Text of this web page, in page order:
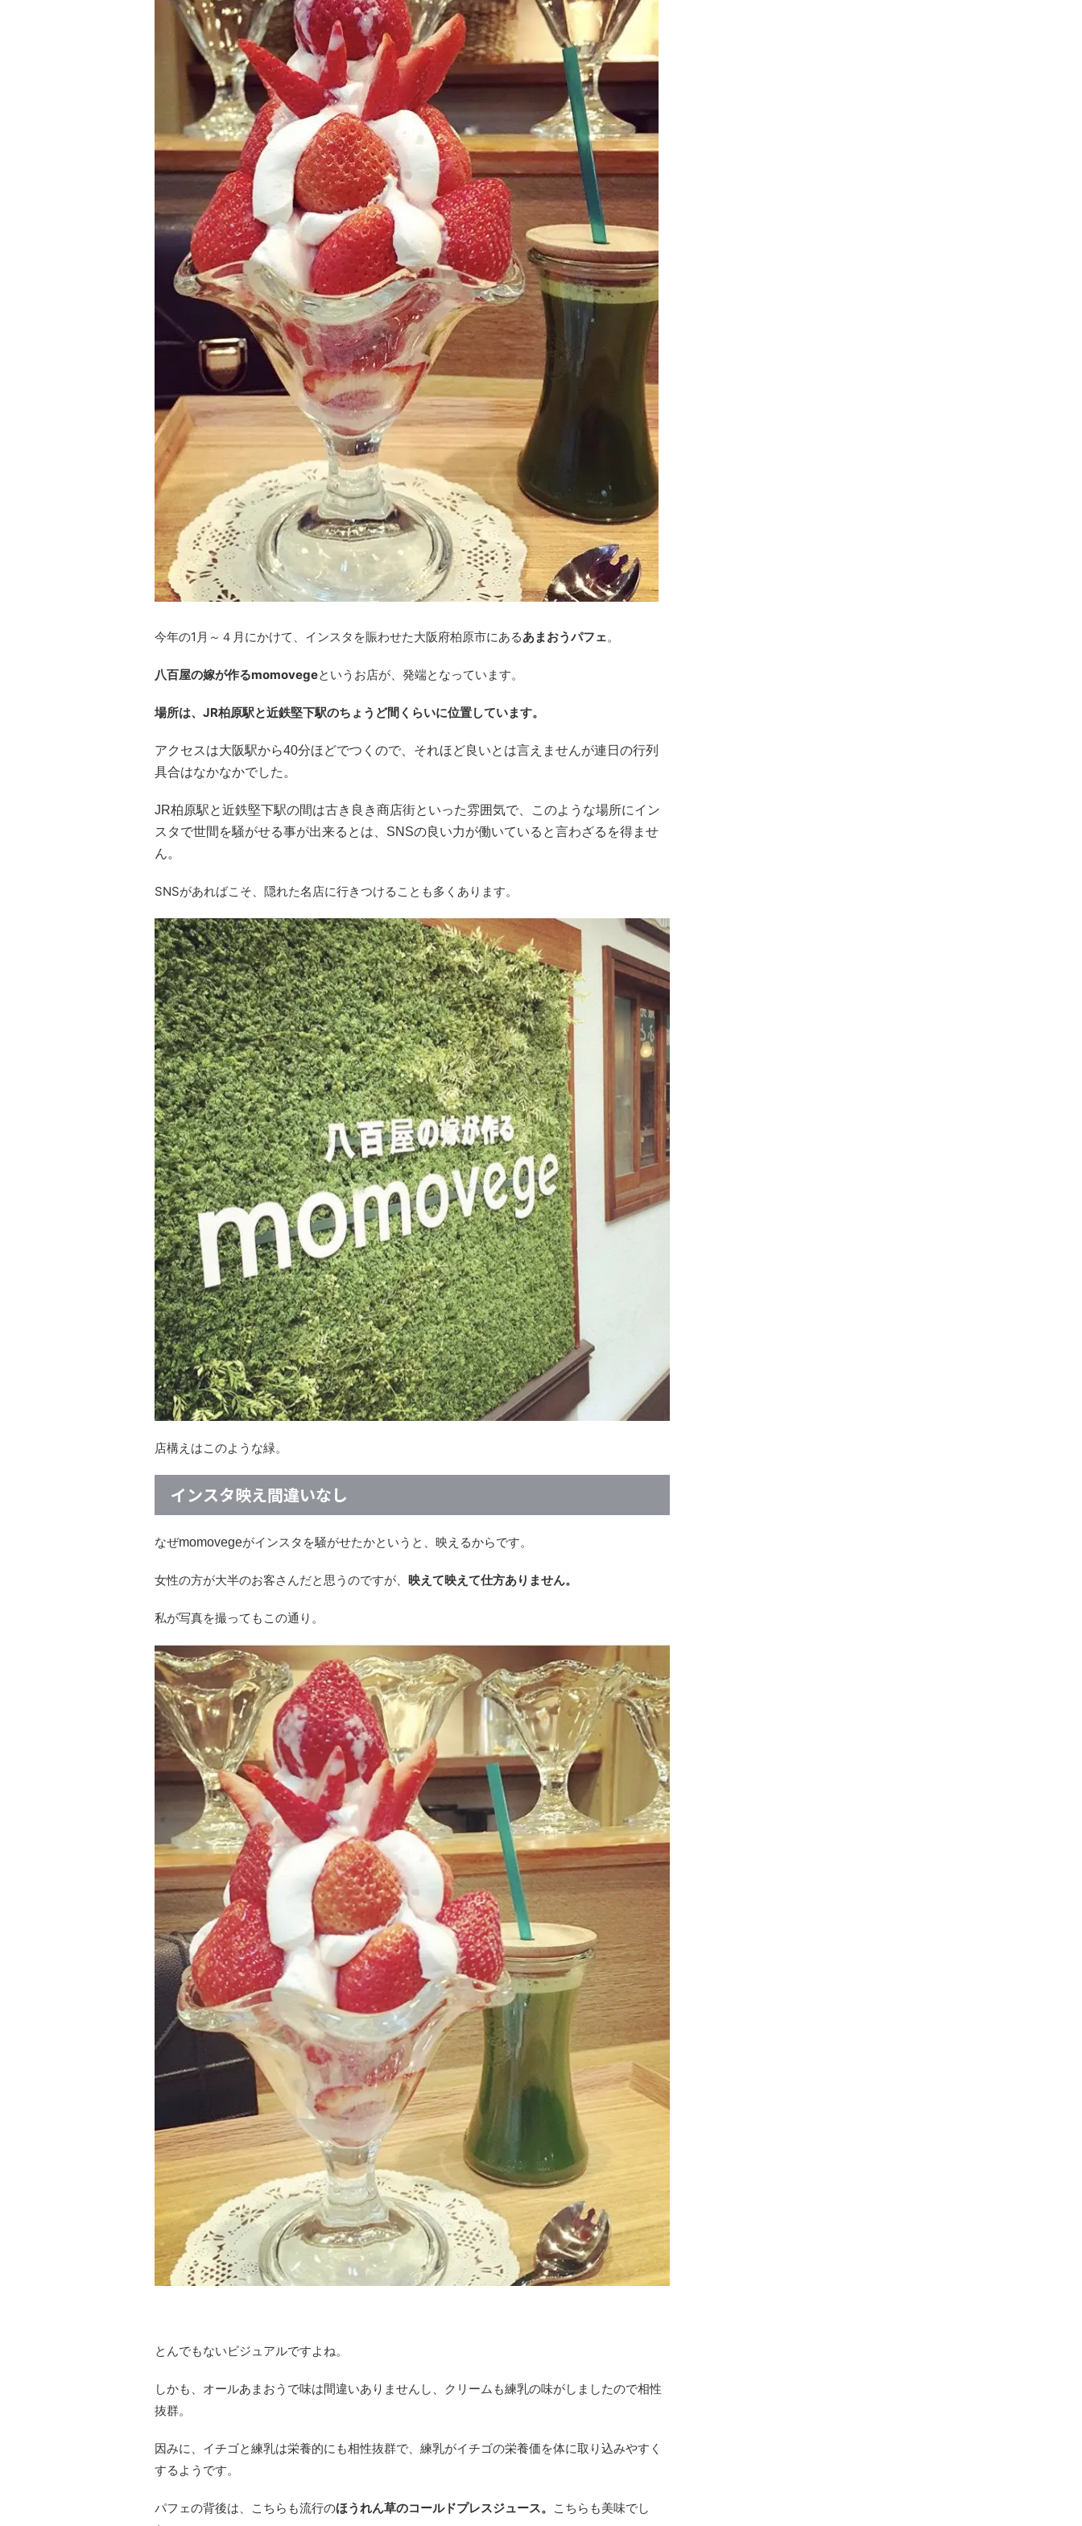
今年の1月～４月にかけて、インスタを賑わせた大阪府柏原市にあるあまおうパフェ。
八百屋の嫁が作るmomovegeというお店が、発端となっています。
場所は、JR柏原駅と近鉄堅下駅のちょうど間くらいに位置しています。
アクセスは大阪駅から40分ほどでつくので、それほど良いとは言えませんが連日の行列
具合はなかなかでした。
JR柏原駅と近鉄堅下駅の間は古き良き商店街といった雰囲気で、このような場所にイン
スタで世間を騒がせる事が出来るとは、SNSの良い力が働いていると言わざるを得ませ
ん。
SNSがあればこそ、隠れた名店に行きつけることも多くあります。
店構えはこのような緑。
インスタ映え間違いなし
なぜmomovegeがインスタを騒がせたかというと、映えるからです。
女性の方が大半のお客さんだと思うのですが、 映えて映えて仕方ありません。
私が写真を撮ってもこの通り。
とんでもないビジュアルですよね。
しかも、オールあまおうで味は間違いありませんし、クリームも練乳の味がしましたので相性
抜群。
因みに、イチゴと練乳は栄養的にも相性抜群で、練乳がイチゴの栄養価を体に取り込みやすく
するようです。
パフェの背後は、こちらも流行のほうれん草のコールドプレスジュース。
こちらも美味でし